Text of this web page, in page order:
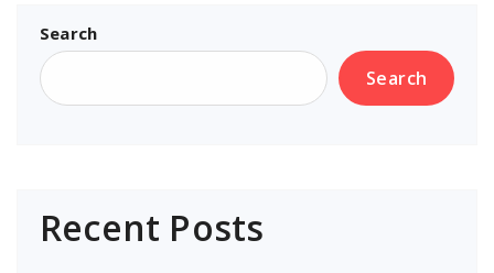
Search
Search
Recent Posts